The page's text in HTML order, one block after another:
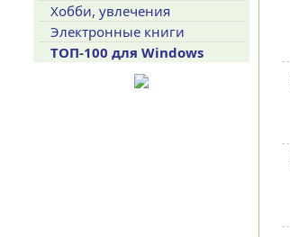
Хобби, увлечения
Электронные книги
ТОП-100 для Windows